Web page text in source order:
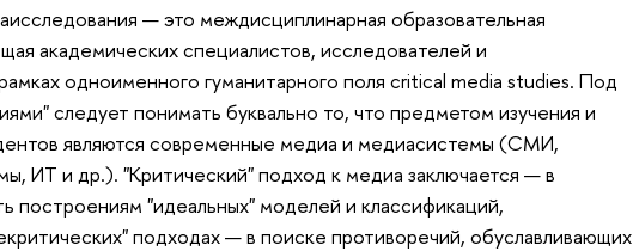
— это междисциплинарная образовательная
академических специалистов, исследователей и
одноименного гуманитарного поля critical media studies. Под
следует понимать буквально то, что предметом изучения и
являются современные медиа и медиасистемы (СМИ,
ИТ и др.). "Критический" подход к медиа заключается — в
построениям "идеальных" моделей и классификаций,
подходах — в поиске противоречий, обуславливающих